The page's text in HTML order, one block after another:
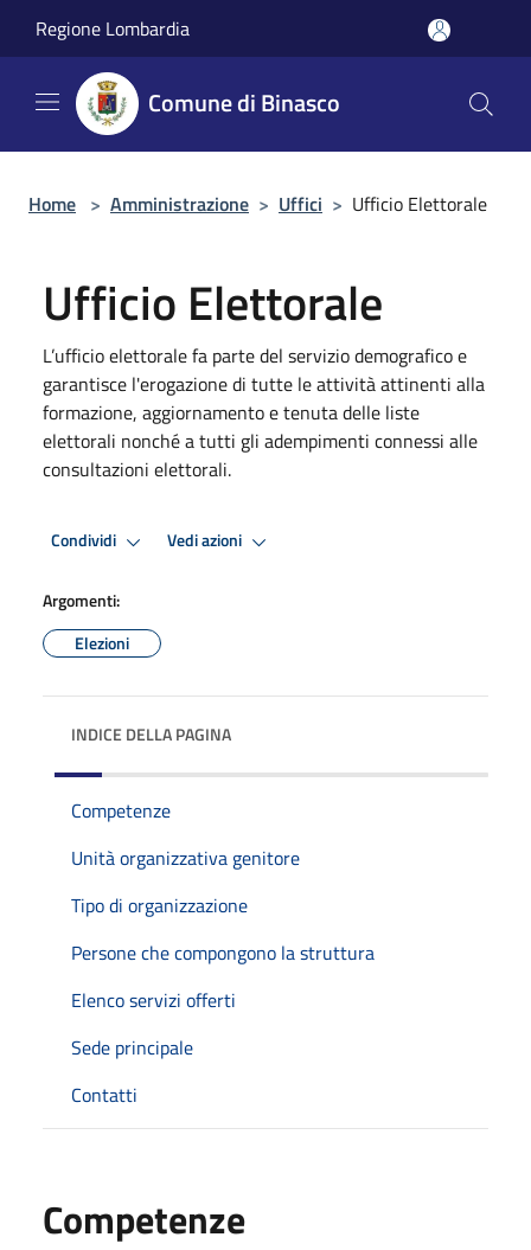
Regione Lombardia
Comune di Binasco
Home > Amministrazione > Uffici > Ufficio Elettorale
Ufficio Elettorale
L’ufficio elettorale fa parte del servizio demografico e
garantisce l'erogazione di tutte le attività attinenti alla
formazione, aggiornamento e tenuta delle liste
elettorali nonché a tutti gli adempimenti connessi alle
consultazioni elettorali.
Condividi Vedi azioni
Argomenti:
Elezioni
INDICE DELLA PAGINA
Competenze
Unità organizzativa genitore
Tipo di organizzazione
Persone che compongono la struttura
Elenco servizi offerti
Sede principale
Contatti
Competenze